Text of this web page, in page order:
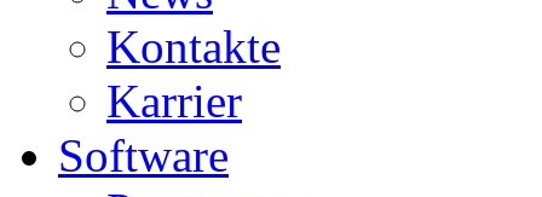
Kontakte
Karrier
Software